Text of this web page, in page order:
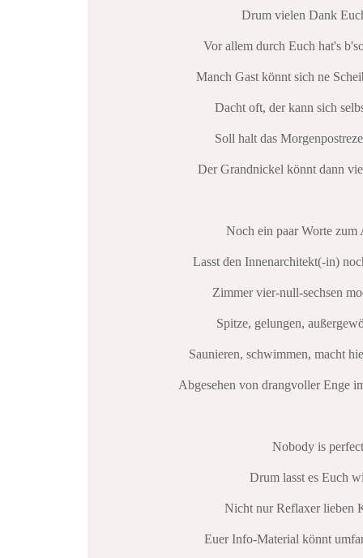
Drum vielen Dank
Vor allem durch Euch hat's
Manch Gast könnt sich ne
Dacht oft, der kann sich
Soll halt das
Der Grandnickel könnt dann
Noch ein paar Worte zum
Lasst den Innenarchitekt(-in)
Zimmer vier-null-sechsen
Spitze, gelungen,
Saunieren, schwimmen, macht
Abgesehen von drangvoller Enge
Nobody is
Drum lasst es Euch
Nicht nur Reflaxer lieben
Euer Info-Material könnt